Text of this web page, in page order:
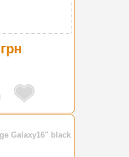
Galaxy16" black